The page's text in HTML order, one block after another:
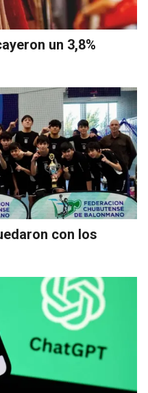
un 3,8%
con los